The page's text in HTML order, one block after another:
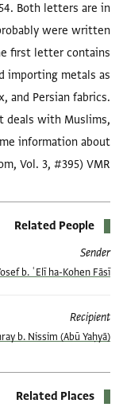
Both letters are in
were written
first letter contains
importing metals as
and Persian fabrics.
deals with Muslims,
information about
Vol. 3, #395) VMR
Related People
Sender
b. ʿElī ha-Kohen Fāsī
Recipient
(Abū Yaḥyā) Nahray b. Nissim
Related Places